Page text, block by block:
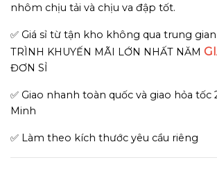
nhôm chịu tải và chịu va đập tốt.
✅ Giá sỉ từ tận kho không qua trung gian
TRÌNH KHUYẾN MÃI LỚN NHẤT NĂM
ĐƠN SỈ
✅ Giao nhanh toàn quốc và giao hỏa tốc
Minh
✅ Làm theo kích thước yêu cầu riêng